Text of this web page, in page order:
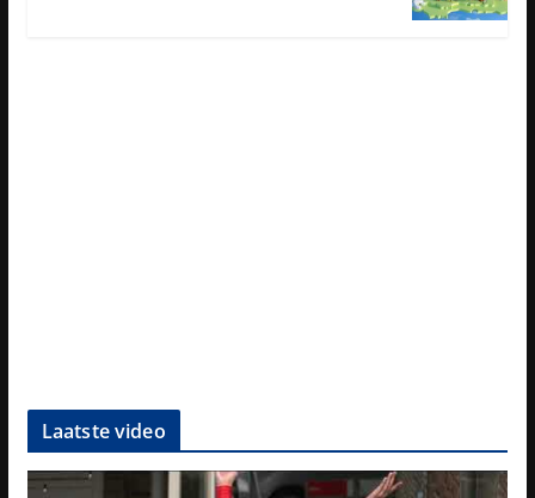
Laatste video